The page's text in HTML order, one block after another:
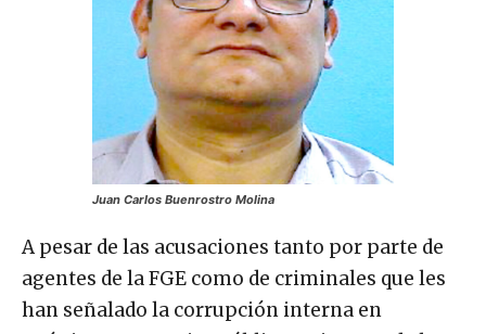
Juan Carlos Buenrostro Molina
A pesar de las acusaciones tanto por parte de
agentes de la FGE como de criminales que les
han señalado la corrupción interna en